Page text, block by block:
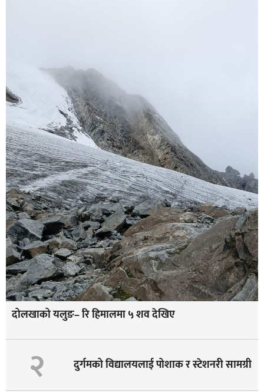
दोलखाको यलुङ– रि हिमालमा ५ शव देखिए
२ दुर्गमको विद्यालयलाई पोशाक र स्टेशनरी सामग्री